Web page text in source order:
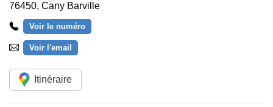
76450, Cany Barville
Voir le numéro
Voir l'email
Itinéraire